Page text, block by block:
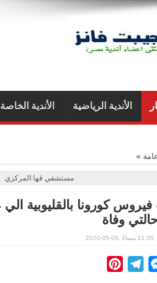
الأندية الرياضية الأندية الخاصة
»
مستشفي قها المركزي
وفاة
11:35 مساءً ,09-05-2020
Messenger
Telegram